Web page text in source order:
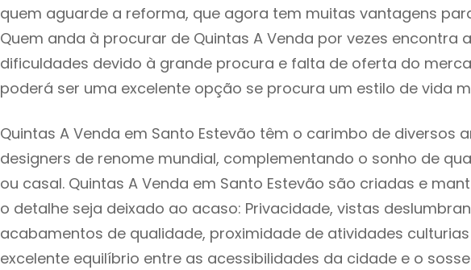
quem aguarde a reforma, que agora tem muitas vantagens
Quem anda à procurar de Quintas A Venda por vezes encontra
dificuldades devido à grande procura e falta de oferta do
poderá ser uma excelente opção se procura um estilo de vida
Quintas A Venda em Santo Estevão têm o carimbo de diversos
designers de renome mundial, complementando o sonho de
ou casal. Quintas A Venda em Santo Estevão são criadas e
o detalhe seja deixado ao acaso: Privacidade, vistas
acabamentos de qualidade, proximidade de atividades
excelente equilíbrio entre as acessibilidades da cidade e o